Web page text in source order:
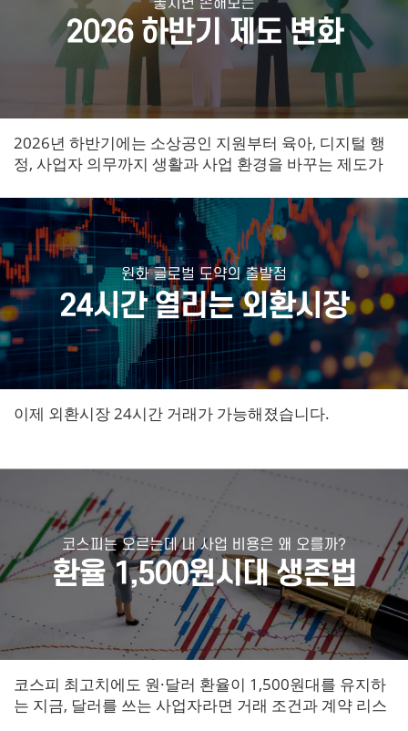
2026년 하반기에는 소상공인 지원부터 육아, 디지털 행
정, 사업자 의무까지 생활과 사업 환경을 바꾸는 제도가
이제 외환시장 24시간 거래가 가능해졌습니다.
코스피 최고치에도 원·달러 환율이 1,500원대를 유지하
는 지금, 달러를 쓰는 사업자라면 거래 조건과 계약 리스